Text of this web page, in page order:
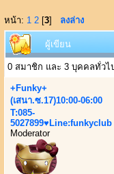
หน้า: 1 2 [3] ลงล่าง
ผู้เขียน
0 สมาชิก และ 3 บุคคลทั่วไ
+Funky+
(เสนา.ซ.17)10:00-06:00
T:085-
5027899♥Line:funkyclub
Moderator